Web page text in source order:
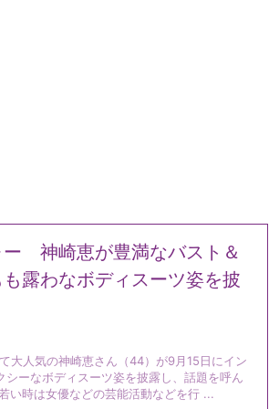
ー 神崎恵が豊満なバスト＆
露わなボディスーツ姿を披
大人気の神崎恵さん（44）が9月15日にイン
シーなボディスーツ姿を披露し、話題を呼ん
い時は女優などの芸能活動などを行 ...